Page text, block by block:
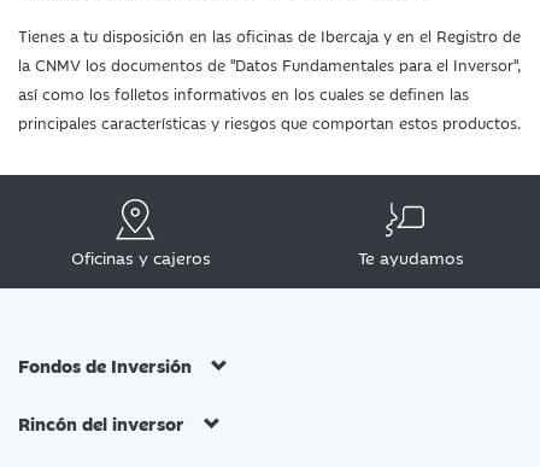
Tienes a tu disposición en las oficinas de Ibercaja y en el Registro de
la CNMV los documentos de "Datos Fundamentales para el Inversor",
así como los folletos informativos en los cuales se definen las
principales características y riesgos que comportan estos productos.
Oficinas y cajeros Te ayudamos
Fondos de Inversión
Rincón del inversor